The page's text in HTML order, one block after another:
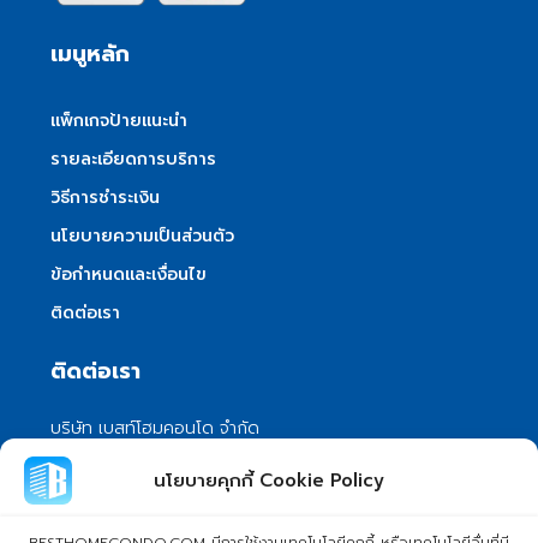
นโยบายคุกกี้ Cookie Policy
เมนูหลัก
แพ็กเกจป้ายแนะนำ
รายละเอียดการบริการ
วิธีการชำระเงิน
นโยบายความเป็นส่วนตัว
ข้อกำหนดและเงื่อนไข
ติดต่อเรา
ติดต่อเรา
บริษัท เบสท์โฮมคอนโด จำกัด
101/399 หมู่ 7 แขวงลําผักชี เขตหนองจอก
กรุงเทพมหานคร 10530
info@besthomecondo.com